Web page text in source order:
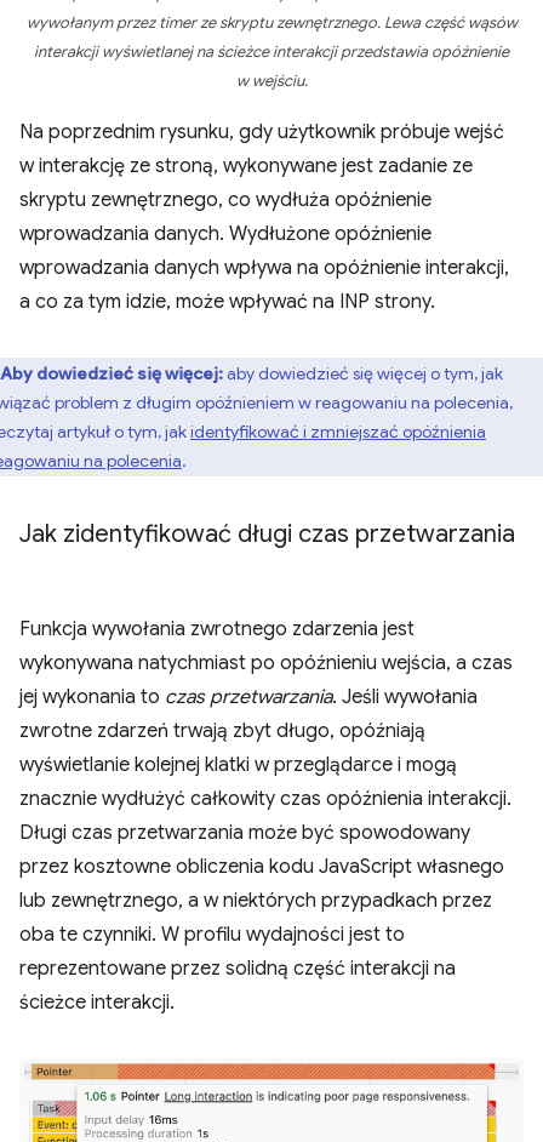
wywołanym przez timer ze skryptu zewnętrznego. Lewa część wąsów
interakcji wyświetlanej na ścieżce interakcji przedstawia opóźnienie
w wejściu.
Na poprzednim rysunku, gdy użytkownik próbuje wejść
w interakcję ze stroną, wykonywane jest zadanie ze
skryptu zewnętrznego, co wydłuża opóźnienie
wprowadzania danych. Wydłużone opóźnienie
wprowadzania danych wpływa na opóźnienie interakcji,
a co za tym idzie, może wpływać na INP strony.
Aby dowiedzieć się więcej:aby dowiedzieć się więcej o tym, jak
problem z długim opóźnieniem w reagowaniu na polecenia,
artykuł o tym, jakidentyfikować i zmniejszać opóźnienia
na polecenia.
Jak zidentyfikować długi czas przetwarzania
Funkcja wywołania zwrotnego zdarzenia jest
wykonywana natychmiast po opóźnieniu wejścia, a czas
jej wykonania to czas przetwarzania. Jeśli wywołania
zwrotne zdarzeń trwają zbyt długo, opóźniają
wyświetlanie kolejnej klatki w przeglądarce i mogą
znacznie wydłużyć całkowity czas opóźnienia interakcji.
Długi czas przetwarzania może być spowodowany
przez kosztowne obliczenia kodu JavaScript własnego
lub zewnętrznego, a w niektórych przypadkach przez
oba te czynniki. W profilu wydajności jest to
reprezentowane przez solidną część interakcji na
ścieżce interakcji.